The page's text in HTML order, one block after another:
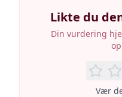
Likte du
Din vurdering
Vær